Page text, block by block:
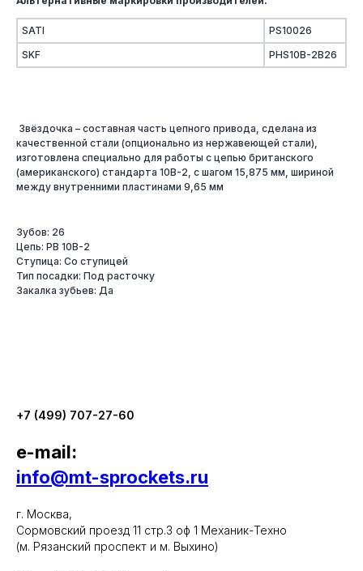
SATI
PS10026
SKF
PHS10B-2B26
Звёздочка – составная часть цепного привода, сделана из
качественной стали (опционально из нержавеющей стали),
изготовлена специально для работы с цепью британского
(американского) стандарта 10B-2, с шагом 15,875 мм, шириной
между внутренними пластинами 9,65 мм
Зубов: 26
Цепь: PB 10B-2
Ступица: Со ступицей
Тип посадки: Под расточку
Закалка зубьев: Да
+7 (499) 707-27-60
e-mail:
info@mt-sprockets.ru
г. Москва,
Сормовский проезд 11 стр.3 оф 1 Механик-Техно
(м. Рязанский проспект и м. Выхино)